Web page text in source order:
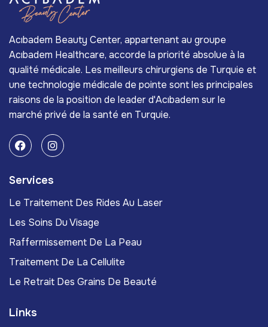
Acıbadem Beauty Center, appartenant au groupe
Acıbadem Healthcare, accorde la priorité absolue à la
qualité médicale. Les meilleurs chirurgiens de Turquie et
une technologie médicale de pointe sont les principales
raisons de la position de leader d'Acıbadem sur le
marché privé de la santé en Turquie.
Services
Le Traitement Des Rides Au Laser
Les Soins Du Visage
Raffermissement De La Peau
Traitement De La Cellulite
Le Retrait Des Grains De Beauté
Links